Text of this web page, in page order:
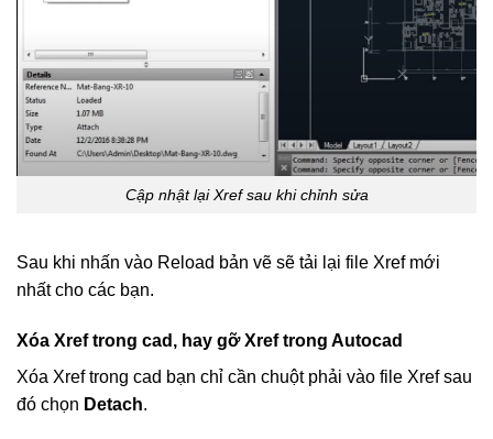
Cập nhật lại Xref sau khi chỉnh sửa
Sau khi nhấn vào Reload bản vẽ sẽ tải lại file Xref mới
nhất cho các bạn.
Xóa Xref trong cad, hay gỡ Xref trong Autocad
Xóa Xref trong cad bạn chỉ cần chuột phải vào file Xref sau
đó chọn Detach.